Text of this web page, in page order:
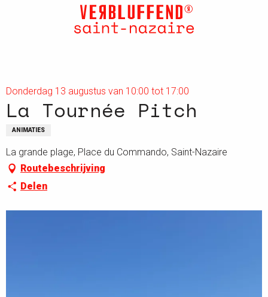
Donderdag 13 augustus van 10:00 tot 17:00
La Tournée Pitch
ANIMATIES
La grande plage, Place du Commando, Saint-Nazaire
Routebeschrijving
Delen